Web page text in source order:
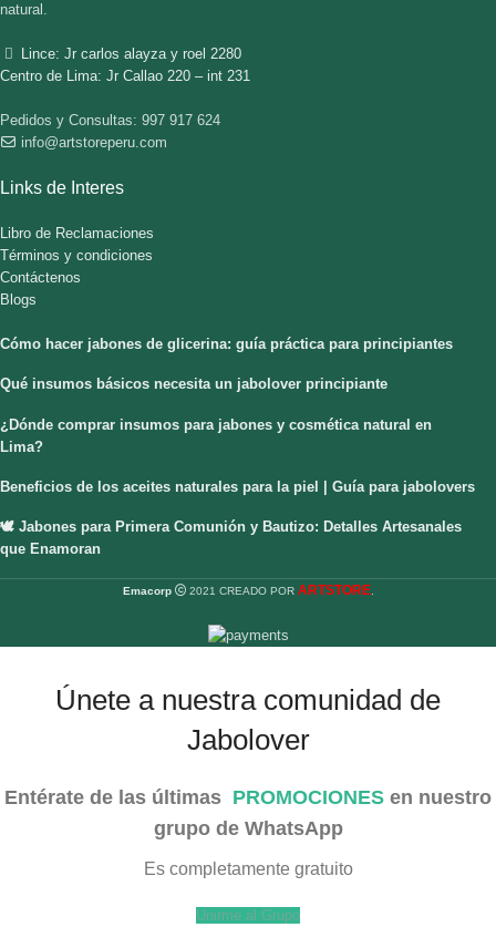
natural.
Lince: Jr carlos alayza y roel 2280
Centro de Lima: Jr Callao 220 – int 231
Pedidos y Consultas: 997 917 624
info@artstoreperu.com
Links de Interes
Libro de Reclamaciones
Términos y condiciones
Contáctenos
Blogs
Cómo hacer jabones de glicerina: guía práctica para principiantes
Qué insumos básicos necesita un jabolover principiante
¿Dónde comprar insumos para jabones y cosmética natural en
Lima?
Beneficios de los aceites naturales para la piel | Guía para jabolovers
🕊️ Jabones para Primera Comunión y Bautizo: Detalles Artesanales
que Enamoran
Emacorp 2021 CREADO POR ARTSTORE.
Únete a nuestra comunidad de
Jabolover
Entérate de las últimas PROMOCIONES en nuestro
grupo de WhatsApp
Es completamente gratuito
Unirme al Grupo